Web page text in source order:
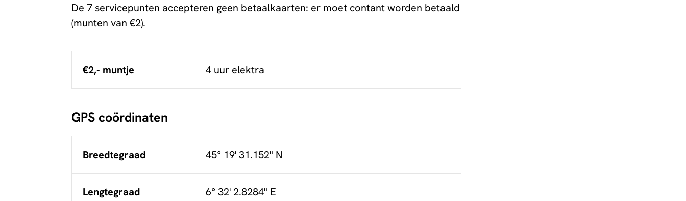
De 7 servicepunten accepteren geen betaalkaarten: er moet contant worden betaald
(munten van €2).
€2,- muntje 4 uur elektra
GPS coördinaten
Breedtegraad 45° 19' 31.152" N
Lengtegraad 6° 32' 2.8284" E